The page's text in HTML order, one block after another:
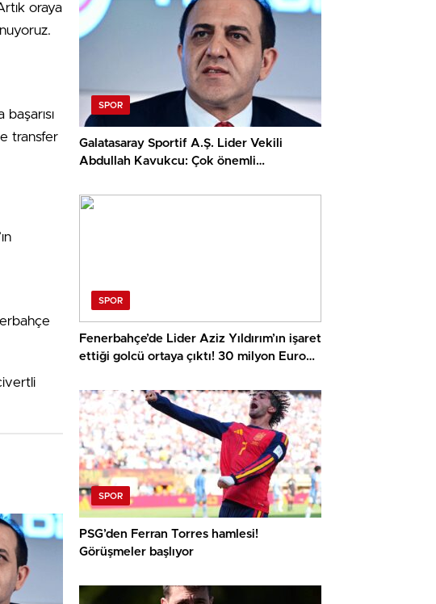
oraya
transfer
SPOR
Galatasaray Sportif A.Ş. Lider Vekili
Abdullah Kavukcu: Çok önemli
harcayacağız
SPOR
Fenerbahçe’de Lider Aziz Yıldırım’ın işaret
ettiği golcü ortaya çıktı! 30 milyon Euro
SPOR
PSG’den Ferran Torres hamlesi!
Görüşmeler başlıyor